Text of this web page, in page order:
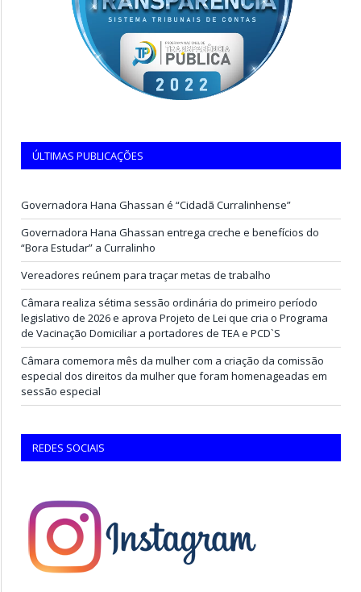
ÚLTIMAS PUBLICAÇÕES
Governadora Hana Ghassan é “Cidadã Curralinhense”
Governadora Hana Ghassan entrega creche e benefícios do
“Bora Estudar” a Curralinho
Vereadores reúnem para traçar metas de trabalho
Câmara realiza sétima sessão ordinária do primeiro período
legislativo de 2026 e aprova Projeto de Lei que cria o Programa
de Vacinação Domiciliar a portadores de TEA e PCD`S
Câmara comemora mês da mulher com a criação da comissão
especial dos direitos da mulher que foram homenageadas em
sessão especial
REDES SOCIAIS